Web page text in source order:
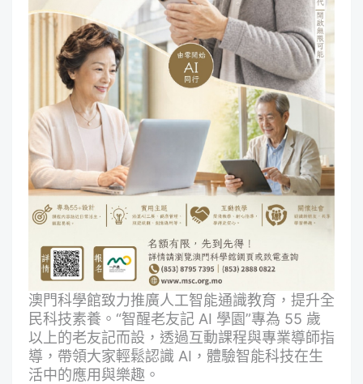
澳門科學館致力推廣人工智能通識教育，提升全
民科技素養。“智醒老友記 AI 學園”專為 55 歲
以上的老友記而設，透過互動課程與專業導師指
導，帶領大家輕鬆認識 AI，體驗智能科技在生
活中的應用與樂趣。